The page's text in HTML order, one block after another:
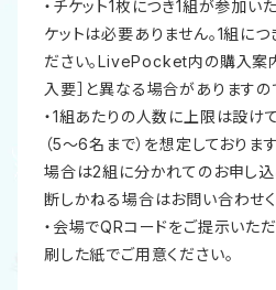
・チケット1枚につき1組が参加い
ケットは必要ありません。1組につ
ださい。LivePocket内の購入案
入要］と異なる場合がありますの
・1組あたりの人数に上限は設け
（5～6名まで）を想定しておりま
場合は2組に分かれてのお申し込
断しかねる場合はお問い合わせく
・会場でQRコードをご提示いた
刷した紙でご用意ください。